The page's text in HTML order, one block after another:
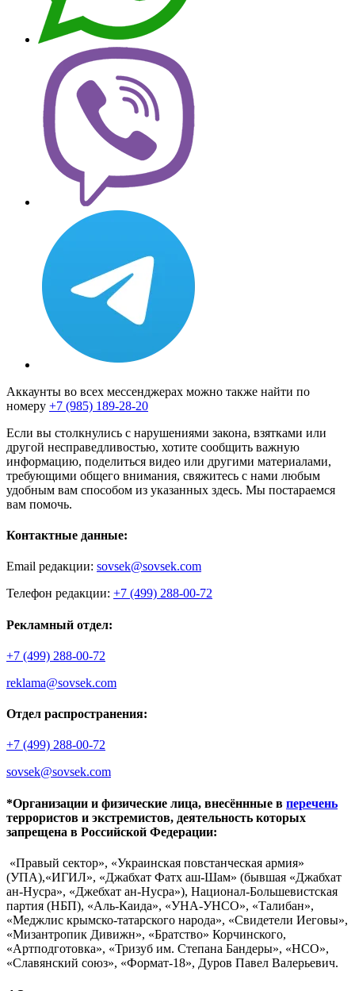
Аккаунты во всех мессенджерах можно также найти по
номеру +7 (985) 189-28-20
Если вы столкнулись с нарушениями закона, взятками или
другой несправедливостью, хотите сообщить важную
информацию, поделиться видео или другими материалами,
требующими общего внимания, свяжитесь с нами любым
удобным вам способом из указанных здесь. Мы постараемся
вам помочь.
Контактные данные:
Email редакции: sovsek@sovsek.com
Телефон редакции: +7 (499) 288-00-72
Рекламный отдел:
+7 (499) 288-00-72
reklama@sovsek.com
Отдел распространения:
+7 (499) 288-00-72
sovsek@sovsek.com
*Организации и физические лица, внесённные в перечень
террористов и экстремистов, деятельность которых
запрещена в Российской Федерации:
«Правый сектор», «Украинская повстанческая армия»
(УПА),«ИГИЛ», «Джабхат Фатх аш-Шам» (бывшая «Джабхат
ан-Нусра», «Джебхат ан-Нусра»), Национал-Большевистская
партия (НБП), «Аль-Каида», «УНА-УНСО», «Талибан»,
«Меджлис крымско-татарского народа», «Свидетели Иеговы»,
«Мизантропик Дивижн», «Братство» Корчинского,
«Артподготовка», «Тризуб им. Степана Бандеры», «НСО»,
«Славянский союз», «Формат-18», Дуров Павел Валерьевич.